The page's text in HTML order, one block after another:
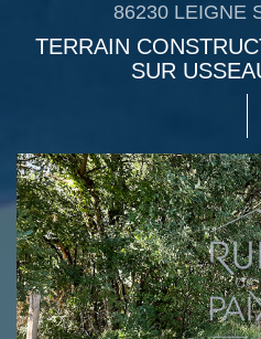
86230 LEIGNE
TERRAIN
SUR